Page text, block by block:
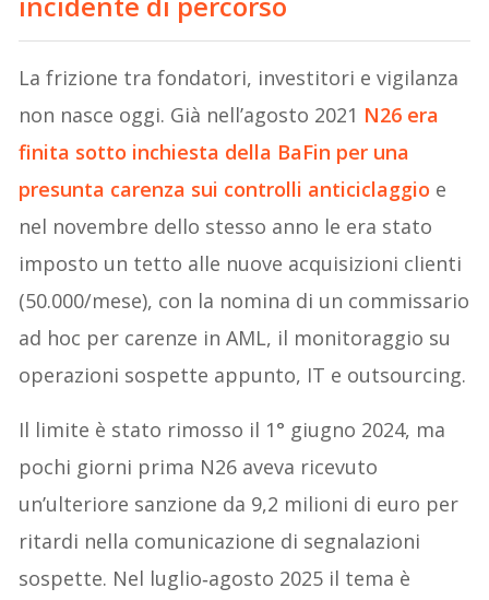
La frizione tra fondatori, investitori e vigilanza
non nasce oggi. Già nell’agosto 2021 N26 era
finita sotto inchiesta della BaFin per una
presunta carenza sui controlli anticiclaggio e
nel novembre dello stesso anno le era stato
imposto un tetto alle nuove acquisizioni clienti
(50.000/mese), con la nomina di un commissario
ad hoc per carenze in AML, il monitoraggio su
operazioni sospette appunto, IT e outsourcing.
Il limite è stato rimosso il 1° giugno 2024, ma
pochi giorni prima N26 aveva ricevuto
un’ulteriore sanzione da 9,2 milioni di euro per
ritardi nella comunicazione di segnalazioni
sospette. Nel luglio‑agosto 2025 il tema è